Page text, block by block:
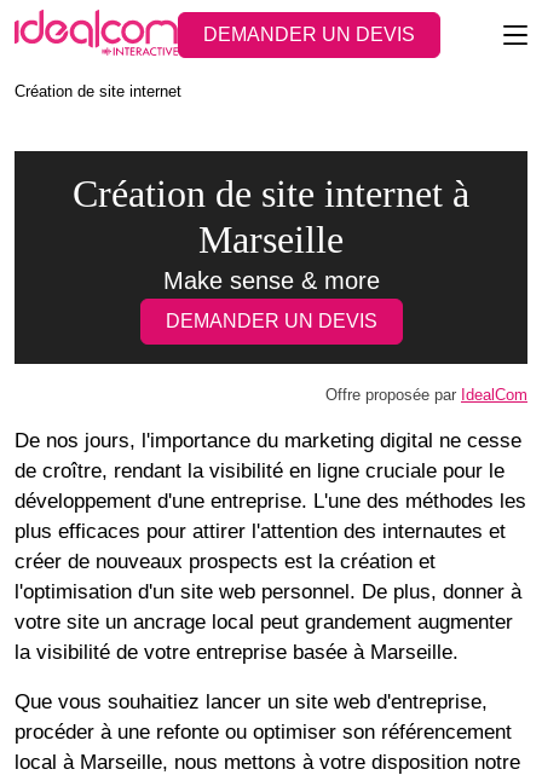
DEMANDER UN DEVIS
Création de site internet
Création de site internet à
Marseille
Make sense & more
DEMANDER UN DEVIS
Offre proposée par IdealCom
De nos jours, l'importance du marketing digital ne cesse
de croître, rendant la visibilité en ligne cruciale pour le
développement d'une entreprise. L'une des méthodes les
plus efficaces pour attirer l'attention des internautes et
créer de nouveaux prospects est la création et
l'optimisation d'un site web personnel. De plus, donner à
votre site un ancrage local peut grandement augmenter
la visibilité de votre entreprise basée à Marseille.
Que vous souhaitiez lancer un site web d'entreprise,
procéder à une refonte ou optimiser son référencement
local à Marseille, nous mettons à votre disposition notre